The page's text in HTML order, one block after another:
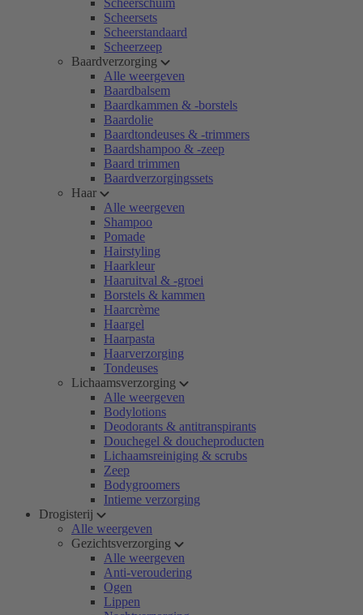
Scheerschuim
Scheersets
Scheerstandaard
Scheerzeep
Baardverzorging
Alle weergeven
Baardbalsem
Baardkammen & -borstels
Baardolie
Baardtondeuses & -trimmers
Baardshampoo & -zeep
Baard trimmen
Baardverzorgingssets
Haar
Alle weergeven
Shampoo
Pomade
Hairstyling
Haarkleur
Haaruitval & -groei
Borstels & kammen
Haarcrème
Haargel
Haarpasta
Haarverzorging
Tondeuses
Lichaamsverzorging
Alle weergeven
Bodylotions
Deodorants & antitranspirants
Douchegel & doucheproducten
Lichaamsreiniging & scrubs
Zeep
Bodygroomers
Intieme verzorging
Drogisterij
Alle weergeven
Gezichtsverzorging
Alle weergeven
Anti-veroudering
Ogen
Lippen